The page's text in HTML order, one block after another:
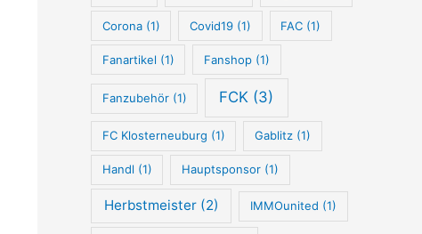
Corona(1) Covid19 (1) FAC (1)
Fanartikel (1) Fanshop (1)
Fanzubehör(1) FCK (3)
FC Klosterneuburg (1) Gablitz (1)
Handl (1) Hauptsponsor (1)
Herbstmeister(2) IMMOunited (1)